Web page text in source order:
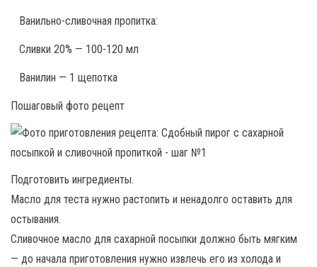
Ванильно-сливочная пропитка:
Сливки 20% — 100-120 мл
Ванилин — 1 щепотка
Пошаговый фото рецепт
Подготовить ингредиенты.
Масло для теста нужно растопить и ненадолго оставить для
остывания.
Сливочное масло для сахарной посыпки должно быть мягким
— до начала приготовления нужно извлечь его из холода и